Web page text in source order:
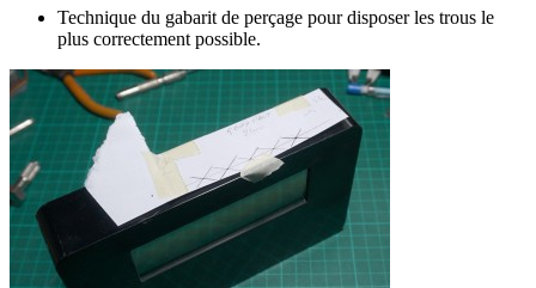
Technique du gabarit de perçage pour disposer les trous le
plus correctement possible.